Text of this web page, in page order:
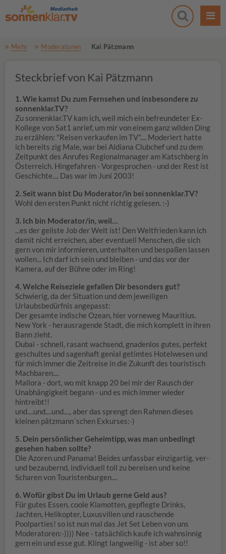
Mehr Moderatoren Kai Pätzmann
Steckbrief von Kai Pätzmann
1. Wie kamst Du zum Fernsehen und insbesondere zu
sonnenklar.TV?
Zu sonnenklar.TV kam ich, weil mich ein befreundeter Ex-
Kollege von Sat1 anrief, um mir von einem ganz wilden Ding
zu erzählen: "Reisen verkaufen im TV".... Moderiert hatte
ich bereits zig Male, war bei Aldiana Clubchef und zu dem
Zeitpunkt des Anrufes Regionalmanager am Katschberg in
Österreich. Hingefahren - Vorgesprochen - und der Rest ist
Geschichte.... Das war im Juni 2003!
2. Seit wann bist Du Moderator/in bei sonnenklar.TV?
Wohl den ersten Punkt nicht richtig gelesen. :-)
3. Ich bin Moderator/in, weil…
...es der geilste Job der Welt ist! Den Weltfrieden kann ich
damit nicht erreichen, aber eventuell Menschen, die sich
gern von mir informieren, unterhalten und bespaßen lassen
wollen... Ich darf ich sein und bleiben - und das vor der
Kamera, auf der Bühne oder im Ring!
4. Welche Reiseziele gefallen Dir besonders gut?
Schwierig, da der Situation und dem jeweiligen
Urlaubsbedürfnis angepasst:
Der gesamte indische Ozean, hier vorneweg Mauritius.
New York - herausragende Stadt, die mich komplett in ihren
Bann zieht.
Dubai - schnell, rasant wachsend, gnadenlos gutes, perfekt
geschultes und sagenhaft genial getimtes Hotelwesen und
für mich immer die Zeitreise in die Zukunft des touristisch
Machbaren....
Mallora - dort, wo mit knapp 20 bei mir der Rausch der
Unabhängigkeit begann - und es mich immer wieder
hintreibt!!
und....und....und...., aber das sprengt den Rahmen dieses
kleinen pätzmann´schen Exkurses:-)
5. Dein persönlicher Geheimtipp, was man unbedingt
gesehen haben sollte?
Die Azoren und Panama! Beides unfassbar einzigartig, ver-
und bezaubernd, individuell toll zu bereisen und keine
Scharen von Touristenburgen....
6. Wofür gibst Du im Urlaub gerne Geld aus?
Für gutes Essen, coole Klamotten, gepflegte Drinks,
Jachten, Helikopter, Luxusvillen und rauschende
Poolparties! so ist nun mal das Jet Set Leben von uns
Moderatoren:-)))) Nee - tatsächlich kaufe ich wahnsinnig
gern ein und esse gut. Klingt langweilig - ist aber so!!